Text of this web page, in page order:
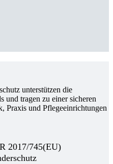
unterstützen die
und tragen zu einer sicheren
Praxis und Pflegeeinrichtungen
2017/745(EU)